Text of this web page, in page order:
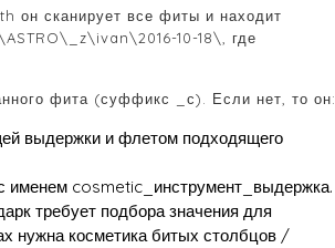
он сканирует все фиты и находит
10-18\, где
фита (суффикс _с). Если нет, то он:
выдержки и флетом подходящего
именем cosmetic_инструмент_выдержка.
требует подбора значения для
нужна косметика битых столбцов /